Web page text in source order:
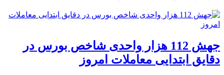
جهش 112 هزار واحدی شاخص بورس در
دقایق ابتدایی معاملات امروز